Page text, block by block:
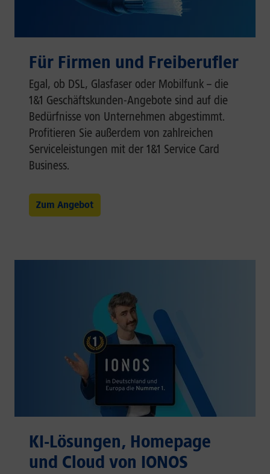
Für Firmen und Freiberufler
Egal, ob DSL, Glasfaser oder Mobilfunk – die
1&1 Geschäftskunden-Angebote sind auf die
Bedürfnisse von Unternehmen abgestimmt.
Profitieren Sie außerdem von zahlreichen
Serviceleistungen mit der 1&1 Service Card
Business.
Zum Angebot
KI-Lösungen, Homepage
und Cloud von IONOS